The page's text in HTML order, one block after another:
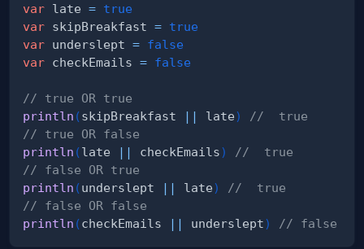
var late = true
var skipBreakfast = true
var underslept = false
var checkEmails = false
// true OR true
println (skipBreakfast || late)
//  true
// true OR false
println (late || checkEmails)
//  true
// false OR true
println (underslept || late)
//  true
// false OR false
println (checkEmails || underslept) // false